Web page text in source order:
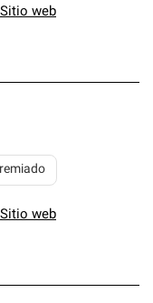
Sitio web
Sitio web